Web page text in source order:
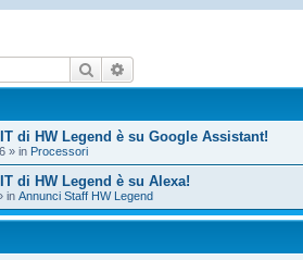
Cerca
di HW Legend è su Google Assistant!
» in Processori
di HW Legend è su Alexa!
in Annunci Staff HW Legend